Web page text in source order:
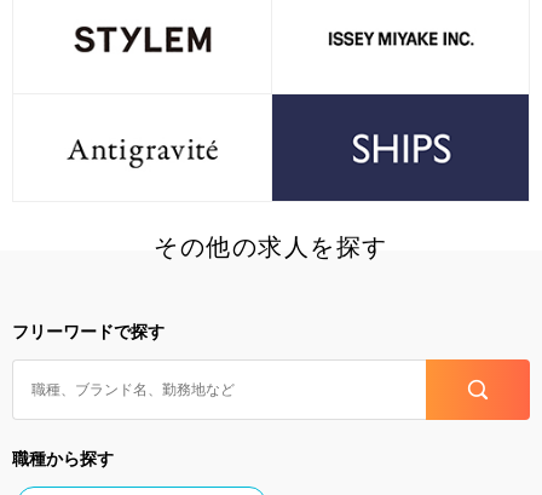
その他の求人を探す
フリーワードで探す
職種から探す